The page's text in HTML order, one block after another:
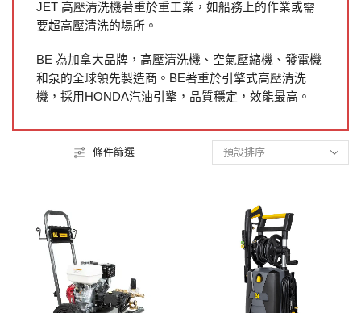
JET 高壓清洗機著重於重工業，如船務上的作業或需
要超高壓清洗的場所。
BE 為加拿大品牌，高壓清洗機、空氣壓縮機、發電機
和泵的全球領先製造商。BE著重於引擎式高壓清洗
機，採用HONDA汽油引擎，品質穩定，效能最高。
條件篩選